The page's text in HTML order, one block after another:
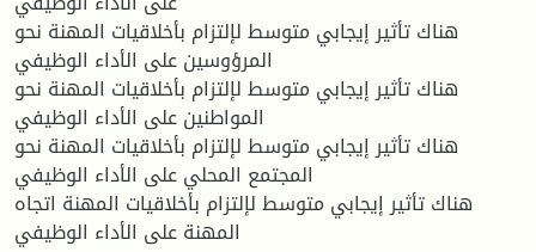
هناك تأثير إيجابي متوسط لإلتزام بأخلاقيات المهنة نحو
المرؤوسين على الأداء الوظيفي
هناك تأثير إيجابي متوسط لإلتزام بأخلاقيات المهنة نحو
المواطنين على الأداء الوظيفي
هناك تأثير إيجابي متوسط لإلتزام بأخلاقيات المهنة نحو
المجتمع المحلي على الأداء الوظيفي
هناك تأثير إيجابي متوسط لإلتزام بأخلاقيات المهنة اتجاه
المهنة على الأداء الوظيفي